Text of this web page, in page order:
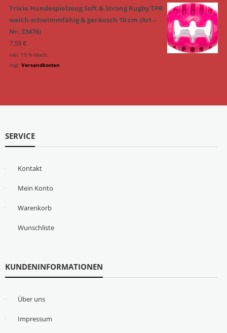
Trixie Hundespielzeug Soft & Strong Rugby TPR
weich schwimmfähig & geräusch 10 cm (Art.-
Nr. 33476)
7,59€
inkl. 19 % MwSt.
zzgl. Versandkosten
SERVICE
Kontakt
Mein Konto
Warenkorb
Wunschliste
KUNDENINFORMATIONEN
Über uns
Impressum